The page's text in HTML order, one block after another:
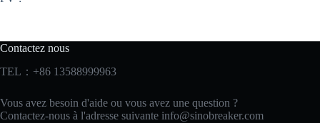
Contactez nous
TEL：+86 13588999963
Vous avez besoin d'aide ou vous avez une question ?
Contactez-nous à l'adresse suivante info@sinobreaker.com